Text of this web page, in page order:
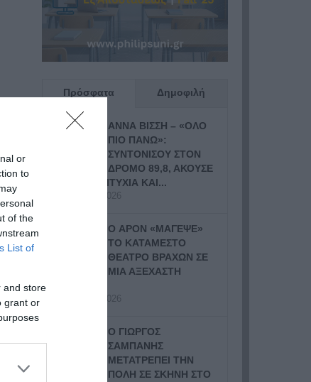
or
to
of the
List of
and store
grant or
Πρόσφατα Δημοφιλή
ΑΝΝΑ ΒΙΣΣΗ – «ΟΛΟ
ΠΙΟ ΠΑΝΩ»:
ΣΥΝΤΟΝΙΣΟΥ ΣΤΟΝ
ΔΡΟΜΟ 89,8, ΑΚΟΥΣΕ
ΤΗ ΝΕΑ ΕΠΙΤΥΧΙΑ ΚΑΙ...
19 Ιουλίου, 2026
Ο APON «ΜΑΓΕΨΕ»
ΤΟ ΚΑΤΑΜΕΣΤΟ
ΘΕΑΤΡΟ ΒΡΑΧΩΝ ΣΕ
ΜΙΑ ΑΞΕΧΑΣΤΗ
14 Ιουλίου, 2026
Ο ΓΙΩΡΓΟΣ
ΣΑΜΠΑΝΗΣ
ΜΕΤΑΤΡΕΠΕΙ ΤΗΝ
ΠΟΛΗ ΣΕ ΣΚΗΝΗ ΣΤΟ